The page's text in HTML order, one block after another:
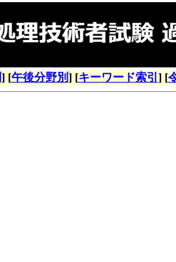
] [午後分野別] [キーワード索引 ] [